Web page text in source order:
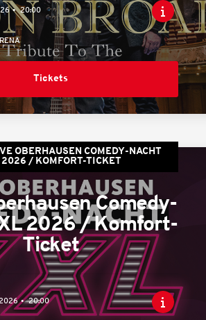
20:00
Tickets
OBERHAUSEN COMEDY-NACHT
2026 / KOMFORT-TICKET
Comedy-
2026 / Komfort-
Ticket
20:00